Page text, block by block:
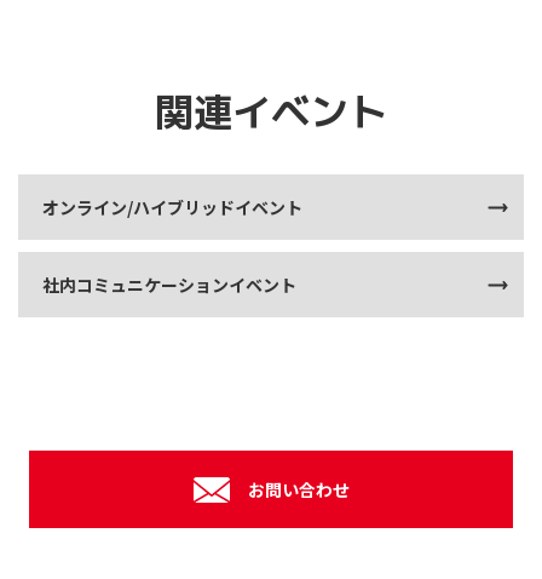
関連イベント
オンライン/ハイブリッドイベント
社内コミュニケーションイベント
お問い合わせ